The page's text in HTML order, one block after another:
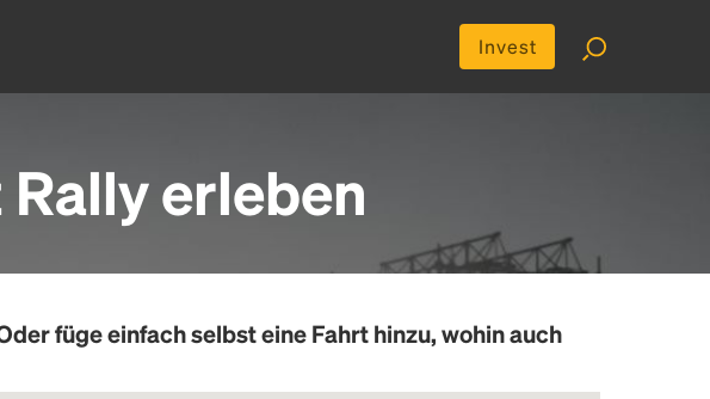
Invest
erleben
füge einfach selbst eine Fahrt hinzu, wohin auch